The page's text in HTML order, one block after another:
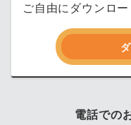
ご自由にダウンロー
電話での